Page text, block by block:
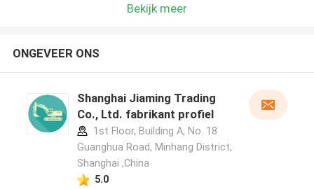
Bekijk meer
ONGEVEER ONS
Shanghai Jiaming Trading
Co., Ltd. fabrikant profiel
1st Floor, Building A, No. 18
Guanghua Road, Minhang District,
Shanghai ,China
5.0